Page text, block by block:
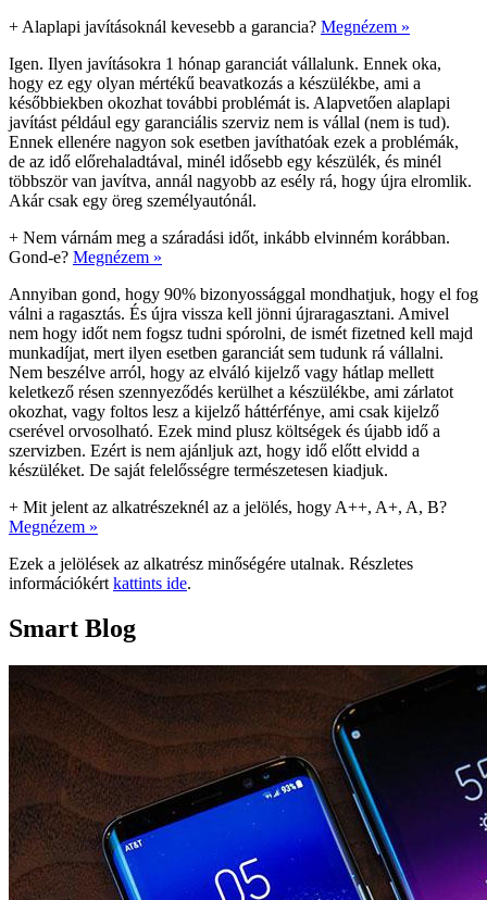
+ Alaplapi javításoknál kevesebb a garancia? Megnézem »
Igen. Ilyen javításokra 1 hónap garanciát vállalunk. Ennek oka,
hogy ez egy olyan mértékű beavatkozás a készülékbe, ami a
későbbiekben okozhat további problémát is. Alapvetően alaplapi
javítást például egy garanciális szerviz nem is vállal (nem is tud).
Ennek ellenére nagyon sok esetben javíthatóak ezek a problémák,
de az idő előrehaladtával, minél idősebb egy készülék, és minél
többször van javítva, annál nagyobb az esély rá, hogy újra elromlik.
Akár csak egy öreg személyautónál.
+ Nem várnám meg a száradási időt, inkább elvinném korábban.
Gond-e? Megnézem »
Annyiban gond, hogy 90% bizonyossággal mondhatjuk, hogy el fog
válni a ragasztás. És újra vissza kell jönni újraragasztani. Amivel
nem hogy időt nem fogsz tudni spórolni, de ismét fizetned kell majd
munkadíjat, mert ilyen esetben garanciát sem tudunk rá vállalni.
Nem beszélve arról, hogy az elváló kijelző vagy hátlap mellett
keletkező résen szennyeződés kerülhet a készülékbe, ami zárlatot
okozhat, vagy foltos lesz a kijelző háttérfénye, ami csak kijelző
cserével orvosolható. Ezek mind plusz költségek és újabb idő a
szervizben. Ezért is nem ajánljuk azt, hogy idő előtt elvidd a
készüléket. De saját felelősségre természetesen kiadjuk.
+ Mit jelent az alkatrészeknél az a jelölés, hogy A++, A+, A, B?
Megnézem »
Ezek a jelölések az alkatrész minőségére utalnak. Részletes
információkért kattints ide.
Smart Blog